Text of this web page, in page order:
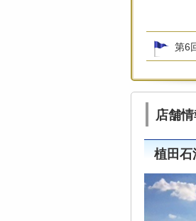
第6
店舗情
植田